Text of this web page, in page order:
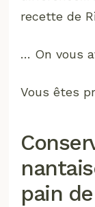
recette de
… On vous
Vous êtes
pain